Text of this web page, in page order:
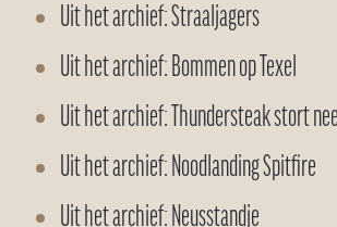
Uit het archief: Straaljagers
Uit het archief: Bommen op Texel
Uit het archief: Thundersteak stort
Uit het archief: Noodlanding Spitfire
Uit het archief: Neusstandje